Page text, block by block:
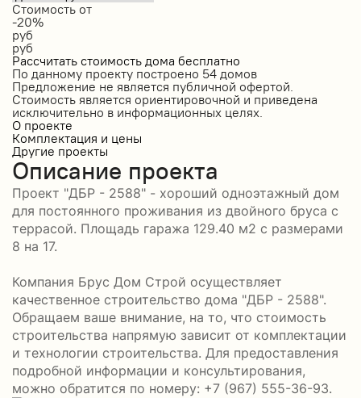
Стоимость от
-20%
руб
руб
Рассчитать стоимость дома бесплатно
По данному проекту построено 54 домов
Предложение не является публичной офертой.
Стоимость является ориентировочной и приведена
исключительно в информационных целях.
О проекте
Комплектация и цены
Другие проекты
Описание проекта
Проект "ДБР - 2588" - хороший одноэтажный дом
для постоянного проживания из двойного бруса с
террасой. Площадь гаража 129.40 м2 с размерами
8 на 17.
Компания Брус Дом Строй осуществляет
качественное строительство дома "ДБР - 2588".
Обращаем ваше внимание, на то, что стоимость
строительства напрямую зависит от комплектации
и технологии строительства. Для предоставления
подробной информации и консультирования,
можно обратится по номеру: +7 (967) 555-36-93.